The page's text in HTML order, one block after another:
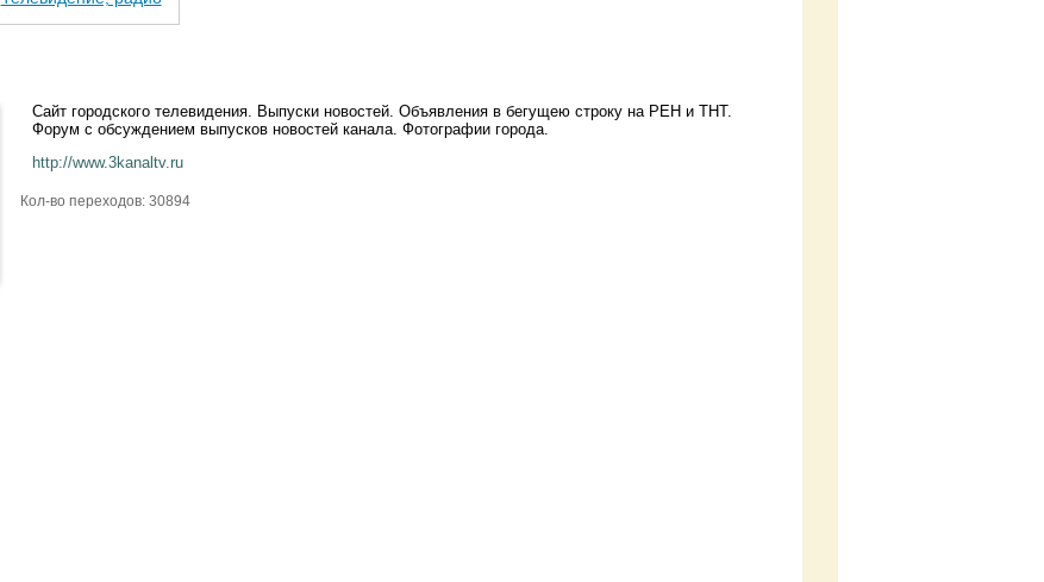
Сайт городского телевидения. Выпуски новостей. Объявления в бегущею строку на РЕН и ТНТ.
Форум с обсуждением выпусков новостей канала. Фотографии города.
http://www.3kanaltv.ru
Кол-во переходов: 30894